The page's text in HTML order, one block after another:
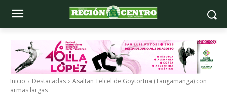
Inicio Destacadas
Asaltan Telcel de Goytortua (Tangamanga) con
armas largas